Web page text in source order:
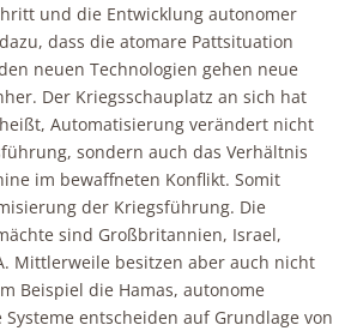
und die Entwicklung autonomer
dass die atomare Pattsituation
neuen Technologien gehen neue
Der Kriegsschauplatz an sich hat
Automatisierung verändert nicht
sondern auch das Verhältnis
im bewaffneten Konflikt. Somit
der Kriegsführung. Die
sind Großbritannien, Israel,
Mittlerweile besitzen aber auch nicht
Beispiel die Hamas, autonome
Systeme entscheiden auf Grundlage von